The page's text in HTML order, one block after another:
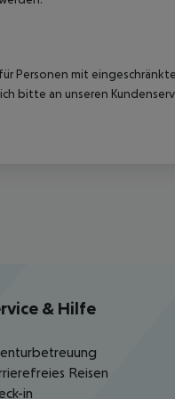
Personen mit
bitte an unseren
& Hilfe
Reisen
in